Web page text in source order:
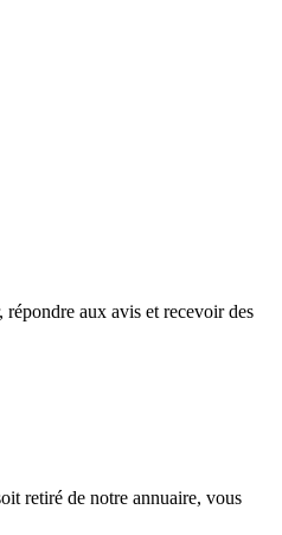
aux avis et recevoir des
retiré de notre annuaire, vous